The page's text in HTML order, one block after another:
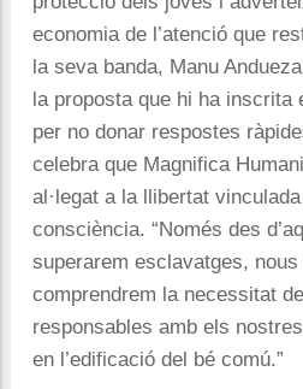
economia de l’atenció que
la seva banda, Manu
la proposta que hi ha inscrita
per no donar respostes
celebra que Magnifica
al·legat a la llibertat
consciència. “Només des
superarem esclavatges,
comprendrem la necessitat
responsables amb els
en l’edificació del bé comú.”